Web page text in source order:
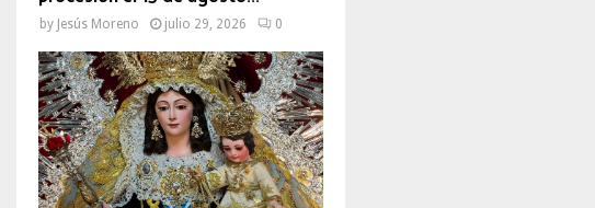
by Jesús Moreno julio 29, 2026 0